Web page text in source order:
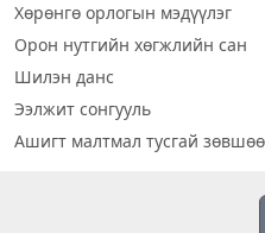
Хөрөнгө орлогын мэдүүлэг
Орон нутгийн хөгжлийн сан
Шилэн данс
Ээлжит сонгууль
Ашигт малтмал тусгай